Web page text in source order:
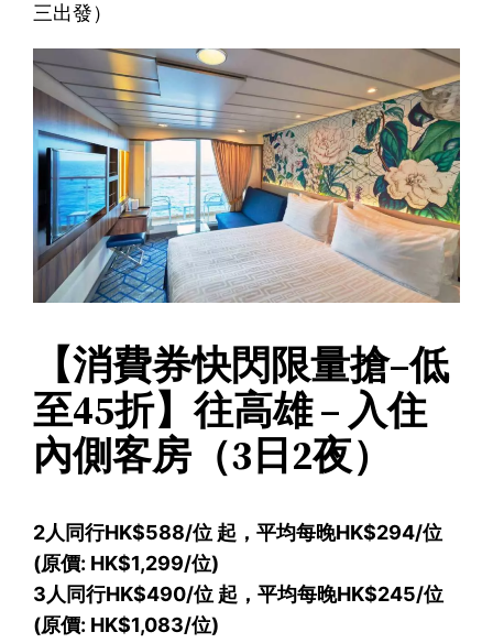
三出發）
【消費券快閃限量搶–低
至45折】往高雄 – 入住
內側客房（3日2夜）
2人同行HK$588/位 起，平均每晚HK$294/位
(原價: HK$1,299/位)
3人同行HK$490/位 起，平均每晚HK$245/位
(原價: HK$1,083/位)